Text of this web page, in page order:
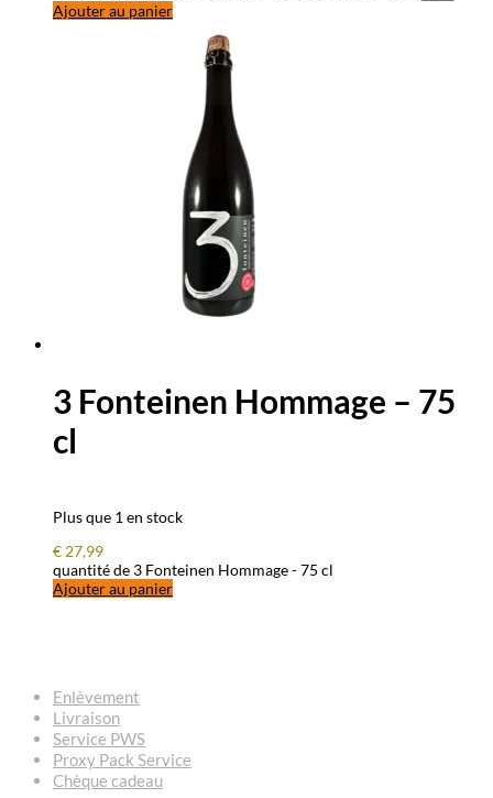
Ajouter au panier
3 Fonteinen Hommage – 75
cl
Plus que 1 en stock
€ 27,99
quantité de 3 Fonteinen Hommage - 75 cl
Ajouter au panier
Enlèvement
Livraison
Service PWS
Proxy Pack Service
Chèque cadeau